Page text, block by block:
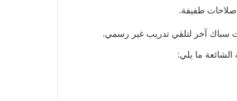
إصلاحات طفيفة.
سباك آخر لتلقي تدريب غير رسمي.
ما يلي: